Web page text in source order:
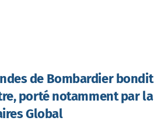
de Bombardier bondit
porté notamment par la
Global